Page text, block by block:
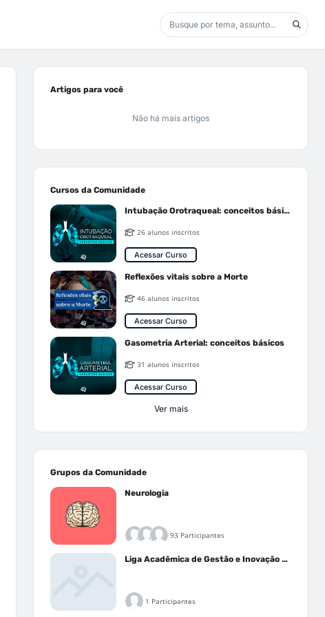
Artigos para você
Não há mais artigos
Cursos da Comunidade
Intubação Orotraqueal: conceitos básicos
26 alunos inscritos
Acessar Curso
Reflexões vitais sobre a Morte
46 alunos inscritos
Acessar Curso
Gasometria Arterial: conceitos básicos
31 alunos inscritos
Acessar Curso
Ver mais
Grupos da Comunidade
Neurologia
93 Participantes
Liga Acadêmica de Gestão e Inovação Médica - LAGIM
1 Participantes